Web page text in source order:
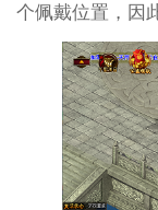
个佩戴位置，因